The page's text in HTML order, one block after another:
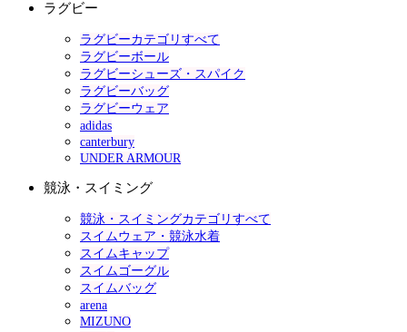
ラグビー
ラグビーカテゴリすべて
ラグビーボール
ラグビーシューズ・スパイク
ラグビーバッグ
ラグビーウェア
adidas
canterbury
UNDER ARMOUR
競泳・スイミング
競泳・スイミングカテゴリすべて
スイムウェア・競泳水着
スイムキャップ
スイムゴーグル
スイムバッグ
arena
MIZUNO